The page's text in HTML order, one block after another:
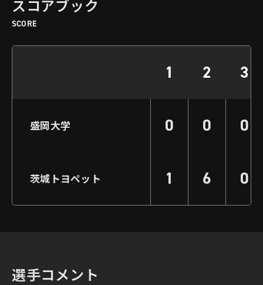
スコアブック
SCORE
1 2 3
盛岡大学 0 0 0
茨城トヨペット 1 6 0
選手コメント